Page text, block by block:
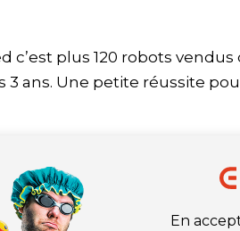
c’est plus 120 robots
3 ans. Une petite réussite
En